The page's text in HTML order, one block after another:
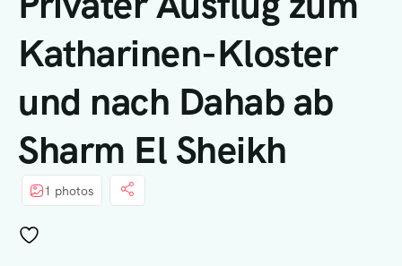
Katharinen-Kloster
und nach Dahab ab
Sharm El Sheikh
1 photos